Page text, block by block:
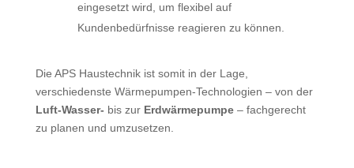
eingesetzt wird, um flexibel auf
Kundenbedürfnisse reagieren zu können.
Die APS Haustechnik ist somit in der Lage,
verschiedenste Wärmepumpen-Technologien – von der
Luft-Wasser- bis zur Erdwärmepumpe– fachgerecht
zu planen und umzusetzen.